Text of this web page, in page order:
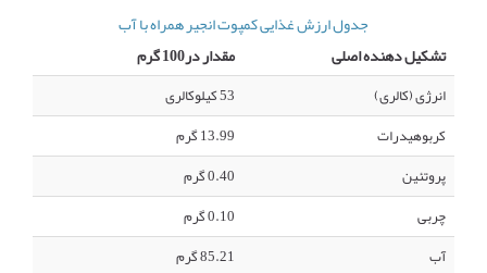
جدول ارزش غذایی کمپوت انجیر همراه با آب
تشکیل دهنده اصلی
مقدار در100 گرم
انرژی (کالری)
53 کیلوکالری
کربوهیدرات
13.99 گرم
پروتئین
0.40 گرم
چربی
0.10 گرم
آب
85.21 گرم